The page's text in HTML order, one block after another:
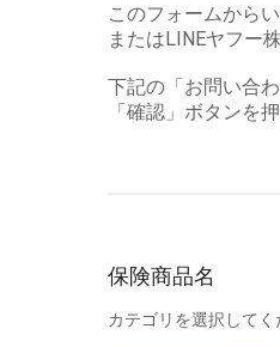
このフォームから
またはLINEヤフー
下記の「お問い合
「確認」ボタンを
保険商品名
カテゴリを選択してく